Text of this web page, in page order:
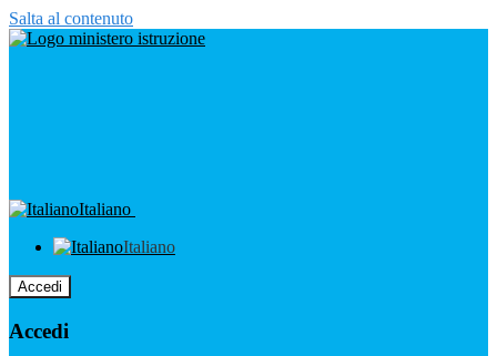
Salta al contenuto
Italiano
Italiano
Accedi
Accedi